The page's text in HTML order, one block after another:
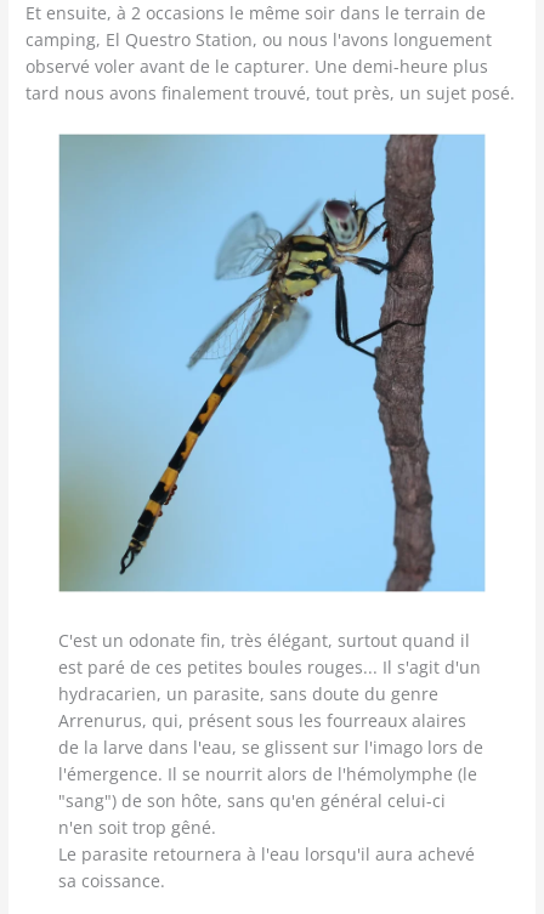
Et ensuite, à 2 occasions le même soir dans le terrain de
camping, El Questro Station, ou nous l'avons longuement
observé voler avant de le capturer. Une demi-heure plus
tard nous avons finalement trouvé, tout près, un sujet posé.
C'est un odonate fin, très élégant, surtout quand il
est paré de ces petites boules rouges... Il s'agit d'un
hydracarien, un parasite, sans doute du genre
Arrenurus, qui, présent sous les fourreaux alaires
de la larve dans l'eau, se glissent sur l'imago lors de
l'émergence. Il se nourrit alors de l'hémolymphe (le
"sang") de son hôte, sans qu'en général celui-ci
n'en soit trop gêné.
Le parasite retournera à l'eau lorsqu'il aura achevé
sa coissance.